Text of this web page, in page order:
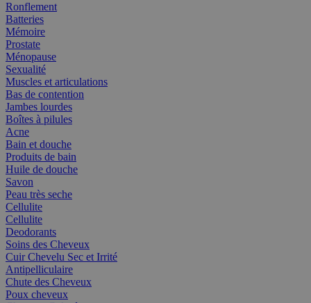
Ronflement
Batteries
Mémoire
Prostate
Ménopause
Sexualité
Muscles et articulations
Bas de contention
Jambes lourdes
Boîtes à pilules
Acne
Bain et douche
Produits de bain
Huile de douche
Savon
Peau très seche
Cellulite
Cellulite
Deodorants
Soins des Cheveux
Cuir Chevelu Sec et Irrité
Antipelliculaire
Chute des Cheveux
Poux cheveux